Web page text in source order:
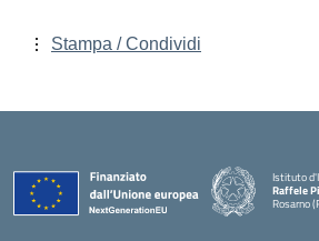
Stampa / Condividi
Istituto
Raffele
Rosarno